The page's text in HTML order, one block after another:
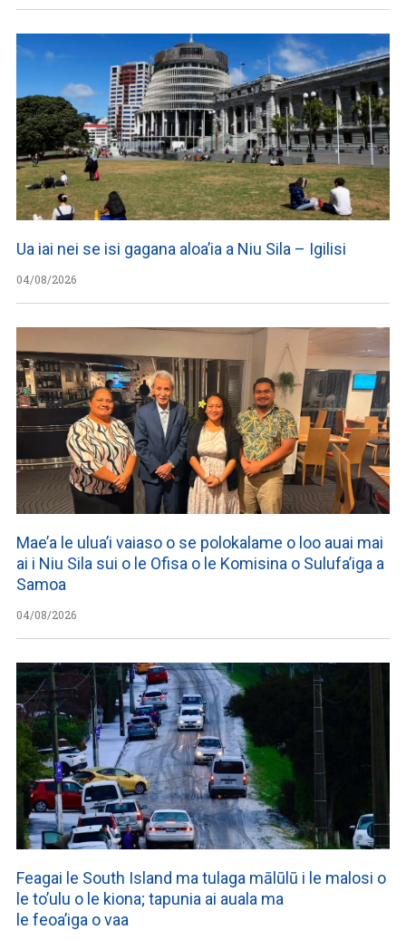
Ua iai nei se isi gagana aloa’ia a Niu Sila – Igilisi
04/08/2026
Mae’a le ulua’i vaiaso o se polokalame o loo auai mai
ai i Niu Sila sui o le Ofisa o le Komisina o Sulufa’iga a
Samoa
04/08/2026
Feagai le South Island ma tulaga mālūlū i le malosi o
le to’ulu o le kiona; tapunia ai auala ma
le feoa’iga o vaa